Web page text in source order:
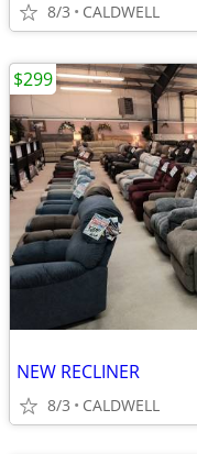
8/3 CALDWELL
NEW RECLINER
8/3 CALDWELL
$299